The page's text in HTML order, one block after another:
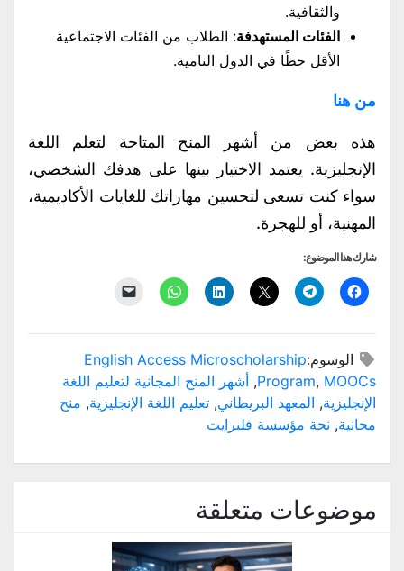
والثقافية.
الفئات المستهدفة: الطلاب من الفئات الاجتماعية
الأقل حظًا في الدول النامية.
من هنا
هذه بعض من أشهر المنح المتاحة لتعلم اللغة
الإنجليزية. يعتمد الاختيار بينها على هدفك الشخصي،
سواء كنت تسعى لتحسين مهاراتك للغايات الأكاديمية،
المهنية، أو للهجرة.
شارك هذا الموضوع:
انقر
للمشاركة
(فتح
نافذة
جديدة)
انقر
للمشاركة
(فتح
نافذة
جديدة)
النقر
للمشاركة
(فتح
نافذة
جديدة)
اضغط
لتشارك
(فتح
نافذة
جديدة)
انقر
للمشاركة
(فتح
نافذة
جديدة)
البريد
إلى
صديق
(فتح
في
نافذة
الوسوم:English Access Microscholarship
Program, MOOCs
, أشهر المنح المجانية لتعليم اللغة
الإنجليزية, المعهد البريطاني, تعليم اللغة الإنجليزية, منح
مجانية, نحة مؤسسة فلبرايت
موضوعات متعلقة